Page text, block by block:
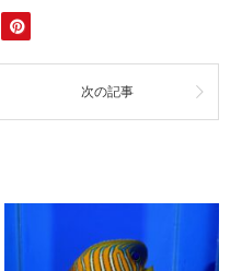
次の記事